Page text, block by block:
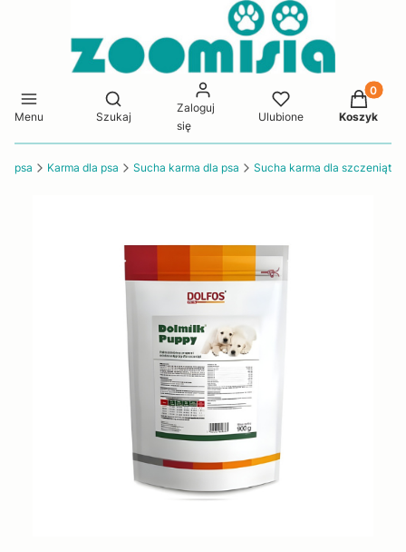
Menu
Otwórz wyszukiwarkę
Szukaj
Zaloguj
się
Ulubione Koszyk
psa Karma dla psa Sucha karma dla psa Sucha karma dla szczeniąt